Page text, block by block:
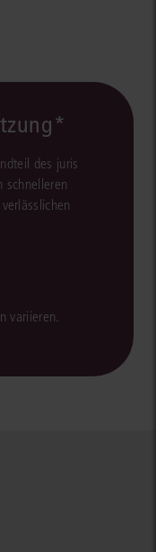
des juris
schnelleren
variieren.